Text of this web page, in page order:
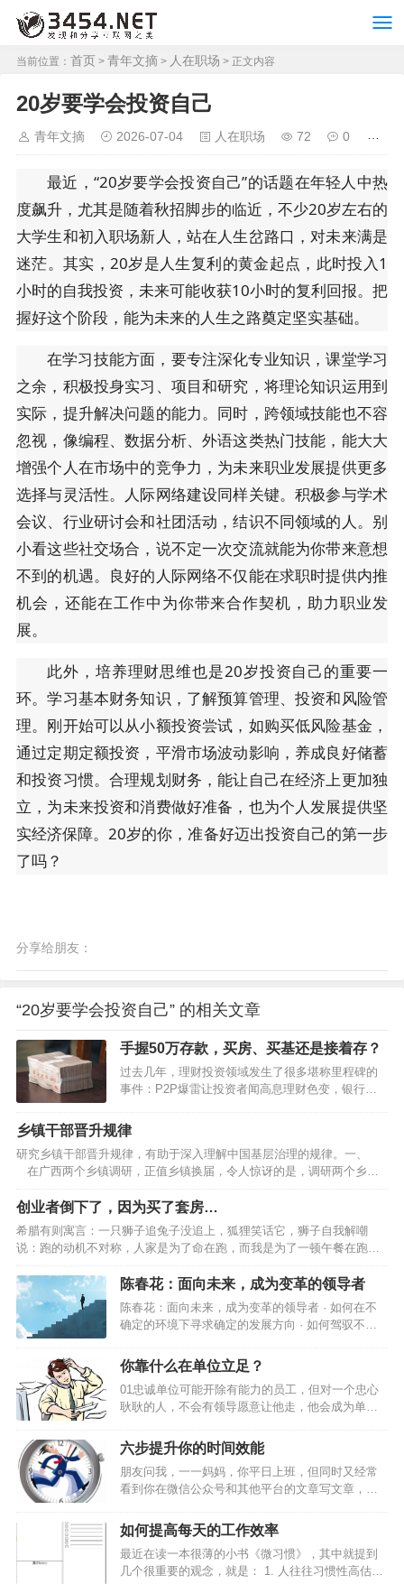
当前位置： 首页 > 青年文摘 > 人在职场 > 正文内容
20岁要学会投资自己
青年文摘 2026-07-04 人在职场 72 0
最近，“20岁要学会投资自己”的话题在年轻人中热
度飙升，尤其是随着秋招脚步的临近，不少20岁左右的
大学生和初入职场新人，站在人生岔路口，对未来满是
迷茫。其实，20岁是人生复利的黄金起点，此时投入1
小时的自我投资，未来可能收获10小时的复利回报。把
握好这个阶段，能为未来的人生之路奠定坚实基础。
在学习技能方面，要专注深化专业知识，课堂学习
之余，积极投身实习、项目和研究，将理论知识运用到
实际，提升解决问题的能力。同时，跨领域技能也不容
忽视，像编程、数据分析、外语这类热门技能，能大大
增强个人在市场中的竞争力，为未来职业发展提供更多
选择与灵活性。人际网络建设同样关键。积极参与学术
会议、行业研讨会和社团活动，结识不同领域的人。别
小看这些社交场合，说不定一次交流就能为你带来意想
不到的机遇。良好的人际网络不仅能在求职时提供内推
机会，还能在工作中为你带来合作契机，助力职业发
展。
此外，培养理财思维也是20岁投资自己的重要一
环。学习基本财务知识，了解预算管理、投资和风险管
理。刚开始可以从小额投资尝试，如购买低风险基金，
通过定期定额投资，平滑市场波动影响，养成良好储蓄
和投资习惯。合理规划财务，能让自己在经济上更加独
立，为未来投资和消费做好准备，也为个人发展提供坚
实经济保障。20岁的你，准备好迈出投资自己的第一步
了吗？
分享给朋友：
“20岁要学会投资自己” 的相关文章
手握50万存款，买房、买基还是接着存？
过去几年，理财投资领域发生了很多堪称里程碑的
事件：P2P爆雷让投资者闻高息理财色变，银行理
话，股市大幅调整凸显基金高波动本色……似乎所
有的路都被堵上了，资金开始向存款回流。2022年
一季度，居民存款新增7.82万亿元，相比去年同期
多增1.14万亿元。与此同时，大家还是积极偿还或
少借贷款。2022年一季度，居民贷款新增1.26万亿
元，相比去年同期少增1.3万亿元。宏观数据能反映
数量变化，却不能有效反映微观个体的心态。对个
体投资者而言，资金回流存款更多是无奈…
乡镇干部晋升规律
研究乡镇干部晋升规律，有助于深入理解中国基层治理的规律。一、
在广西两个乡镇调研，正值乡镇换届，令人惊讶的是，调研两个乡镇
几乎所有班子成员都获得了提拔或重用。提拔是指由下一级提升到上一
级，重用是同级却到了更重要岗位。乡镇换届五年一度，几乎所有班子
成员都能在五年一度的乡镇换届中提拔重用，且这是可以预期的，这就
构成了对乡镇干部的巨大激励。乡镇政权是中国五级政权的基层政治，
乡镇一级资源比较少，待遇比较差，工作条件也往往比较艰苦，对乡镇
干…
创业者倒下了，因为买了套房…
希腊有则寓言：一只狮子追兔子没追上，狐狸笑话它，狮子自我解嘲
说：跑的动机不对称，人家是为了命在跑，而我是为了一顿午餐在跑。”
当动机不对称的时候，老大”们可能会放你一马。假如狮子意识到抓不到
这只兔子就会饿死，那么它一定会抓到。17年前，我就像那只逃命的兔
子。每天的工作就是在车间里一边汗流浃背地修着机器，一边考虑着客
户的欠款什么时候能到账。创业前3年的时间里，基本都是在缺钱、缺订
单、缺人的状态里以战养战，拆东墙补西墙。而我也和大多数创业老板
一样，白天面对员工时强装兴奋，晚上回家休息后愁眉紧锁。再加上…
陈春花：面向未来，成为变革的领导者
陈春花：面向未来，成为变革的领导者 · 如何在不
确定的环境下寻求确定的发展方向 · 如何驾驭不确
平台 这是数智化生存环境中，领导者所要面对的一
系列挑战。 领导者要聚焦于确定组织的正确方向，
关注组织的未来，引导和影响组织成员…
你靠什么在单位立足？
01忠诚单位可能开除有能力的员工，但对一个忠心
耿耿的人，不会有领导愿意让他走，他会成为单位
景的员工。1、 站在老板的立场上思考问题；2、 与
上级分享你的想法；3、 时刻维护公司的利益；4、
琢磨为公司赚钱；5、 在外界诱惑面前经得起考验。
你靠什么在单位立足？此文堪称经典2敬业随着社会
进步，人们的知识背景越来越趋同。学历、文凭已
不再是公司挑选员工的首要条件。很多公司考察员
作的目的不仅仅在于报酬；2、 提供超…
六步提升你的时间效能
朋友问我，一一妈妈，你平日上班，但同时又经常
看到你在微信公众号和其他平台的文章写文章，每
场，你现在看书写读书笔记，两天一本书的节奏。
请问，你哪里来的那么多时间呢？今天在2016年下
半年的第一天，和你分享，我的时间管理心得同时
也是第四本书读书笔记《番茄工作法》，总结六
如何提高每天的工作效率
最近在读一本很薄的小书《微习惯》，其中就提到
几个很重要的观念，就是： 1. 人往往习惯性高估短